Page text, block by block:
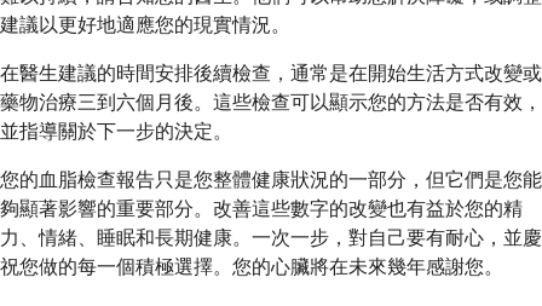
建議以更好地適應您的現實情況。
在醫生建議的時間安排後續檢查，通常是在開始生活方式改變或
藥物治療三到六個月後。這些檢查可以顯示您的方法是否有效，
並指導關於下一步的決定。
您的血脂檢查報告只是您整體健康狀況的一部分，但它們是您能
夠顯著影響的重要部分。改善這些數字的改變也有益於您的精
力、情緒、睡眠和長期健康。一次一步，對自己要有耐心，並慶
祝您做的每一個積極選擇。您的心臟將在未來幾年感謝您。